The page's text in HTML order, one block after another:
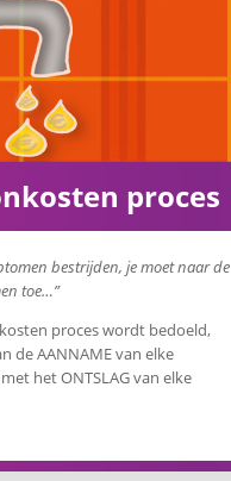
proces
bestrijden, je moet naar de
toe…”
proces wordt bedoeld,
de AANNAME van elke
het ONTSLAG van elke